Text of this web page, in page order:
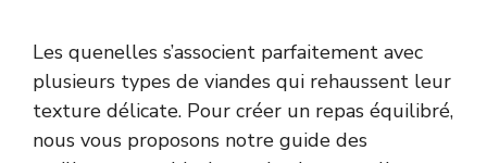
Les quenelles s’associent parfaitement avec
plusieurs types de viandes qui rehaussent leur
texture délicate. Pour créer un repas équilibré,
nous vous proposons notre guide des